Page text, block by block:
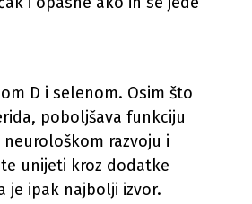
D i selenom. Osim što
poboljšava funkciju
razvoju i
unijeti kroz dodatke
je ipak najbolji izvor.